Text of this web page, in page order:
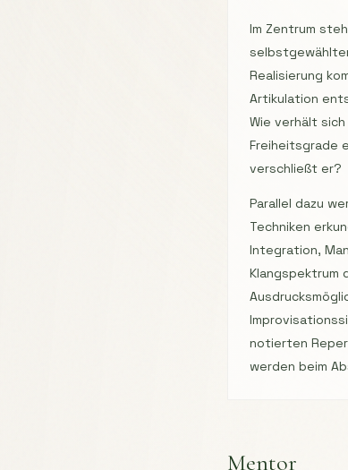
Im Zentrum
Realisierung
Artikulation
Wie verhält sich
Freiheitsgrade
verschließt er?
Parallel dazu
Techniken
Integration,
Klangspektrum
notierten
werden beim
Mentor